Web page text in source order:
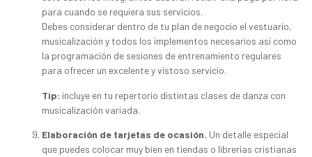
para cuando se requiera sus servicios.
Debes considerar dentro de tu plan de negocio el vestuario,
musicalización y todos los implementos necesarios así como
la programación de sesiones de entrenamiento regulares
para ofrecer un excelente y vistoso servicio.
Tip: incluye en tu repertorio distintas clases de danza con
musicalización variada.
Elaboración de tarjetas de ocasión. Un detalle especial
que puedes colocar muy bien en tiendas o librerías cristianas